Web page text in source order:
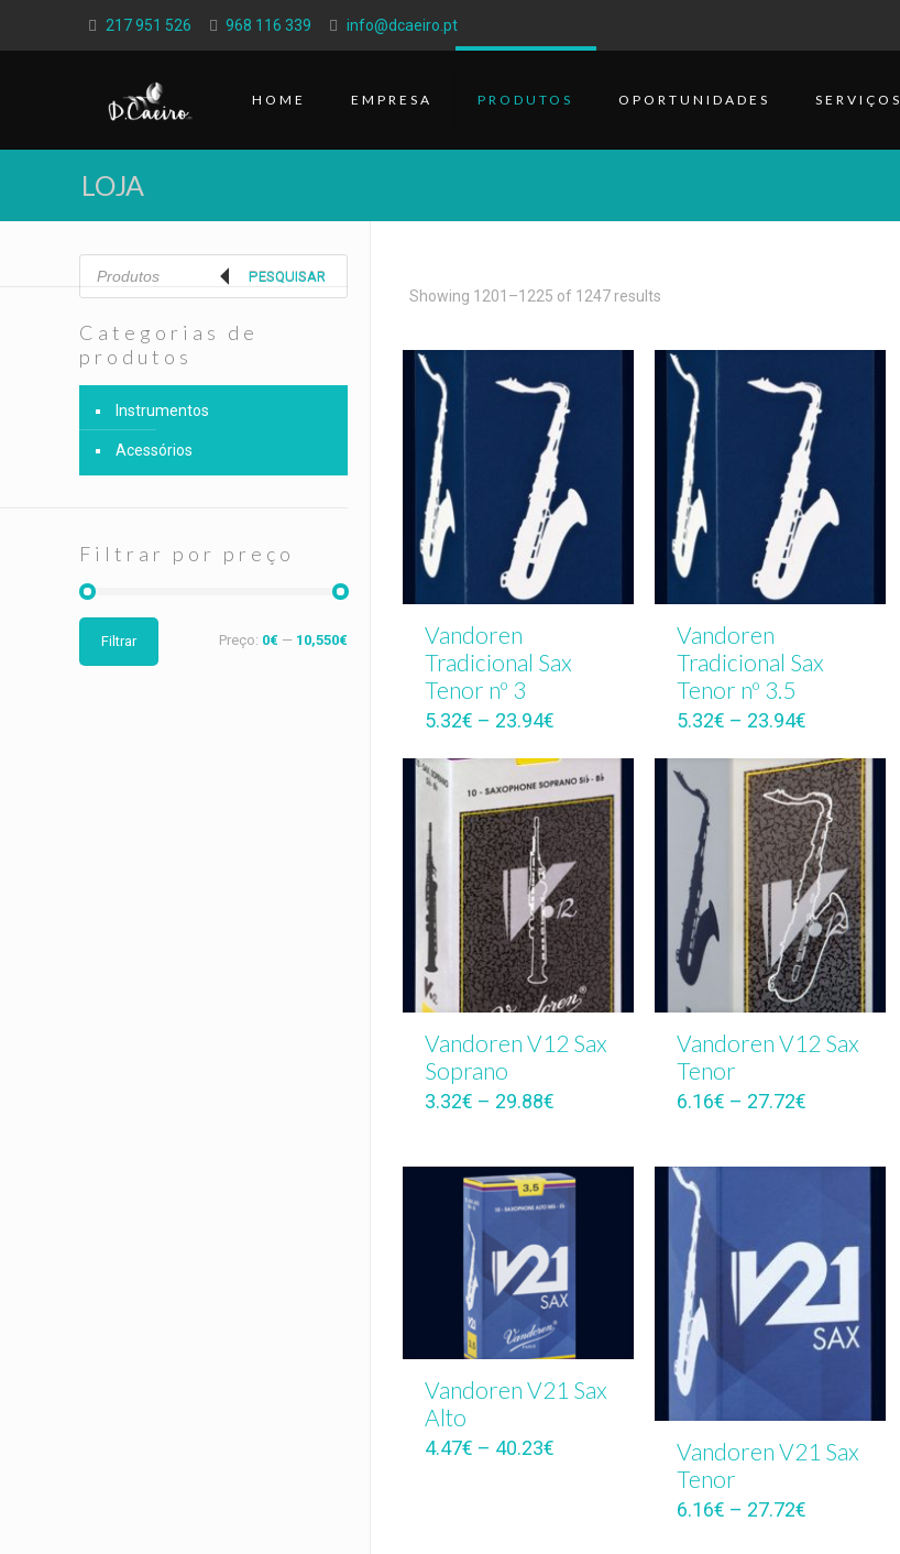
217 951 526 968 116 339 info@dcaeiro.pt
HOME EMPRESA PRODUTOS OPORTUNIDADES SERVIÇOS
LOJA
Showing 1201–1225 of 1247 results
Vandoren
Tradicional Sax
Tenor nº 3
5.32€ – 23.94€
Vandoren
Tradicional Sax
Tenor nº 3.5
5.32€ – 23.94€
Vandoren V12 Sax
Soprano
3.32€ – 29.88€
Vandoren V12 Sax
Tenor
6.16€ – 27.72€
Vandoren V21 Sax
Alto
4.47€ – 40.23€
Vandoren V21 Sax
Tenor
6.16€ – 27.72€
Products
search
PESQUISAR
Categorias de
produtos
Instrumentos
Acessórios
Filtrar por preço
Filtrar Preço: 0€ — 10,550€